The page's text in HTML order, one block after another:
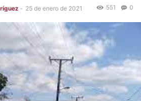
- 25 de enero de 2021 0
551